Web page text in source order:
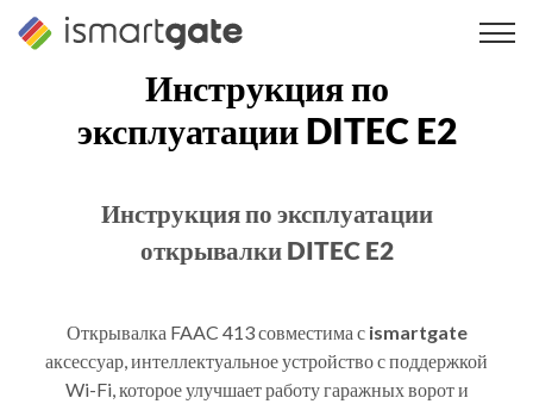
Перейти
Инструкция по
эксплуатации DITEC E2
Инструкция по эксплуатации
открывалки DITEC E2
Открывалка FAAC 413 совместима с ismartgate
аксессуар, интеллектуальное устройство с поддержкой
Wi-Fi, которое улучшает работу гаражных ворот и